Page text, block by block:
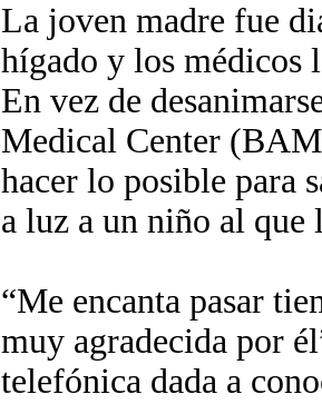
La joven madre fue
hígado y los médicos
En vez de
Medical Center
hacer lo posible para
a luz a un niño al
“Me encanta pasar
muy agradecida por
telefónica dada a